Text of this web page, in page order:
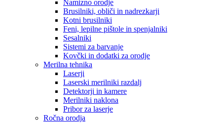
Namizno orodje
Brusilniki, obliči in nadrezkarji
Kotni brusilniki
Feni, lepilne pištole in spenjalniki
Sesalniki
Sistemi za barvanje
Kovčki in dodatki za orodje
Merilna tehnika
Laserji
Laserski merilniki razdalj
Detektorji in kamere
Merilniki naklona
Pribor za laserje
Ročna orodja